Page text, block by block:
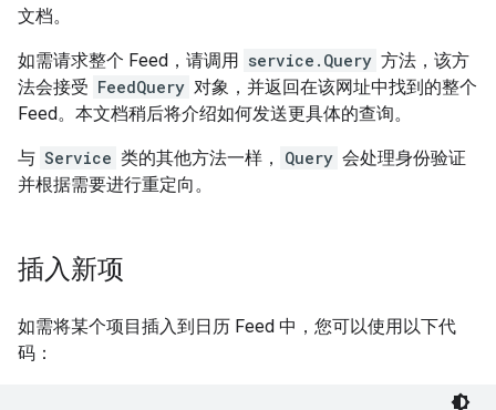
文档。
如需请求整个 Feed，请调用 service.Query 方法，该方
法会接受 FeedQuery 对象，并返回在该网址中找到的整个
Feed。本文档稍后将介绍如何发送更具体的查询。
与 Service 类的其他方法一样， Query 会处理身份验证
并根据需要进行重定向。
插入新项
如需将某个项目插入到日历 Feed 中，您可以使用以下代
码：